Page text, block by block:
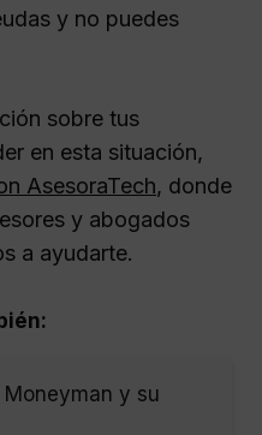
y no puedes
sobre tus
en esta situación,
AsesoraTech, donde
y abogados
a ayudarte.
y su